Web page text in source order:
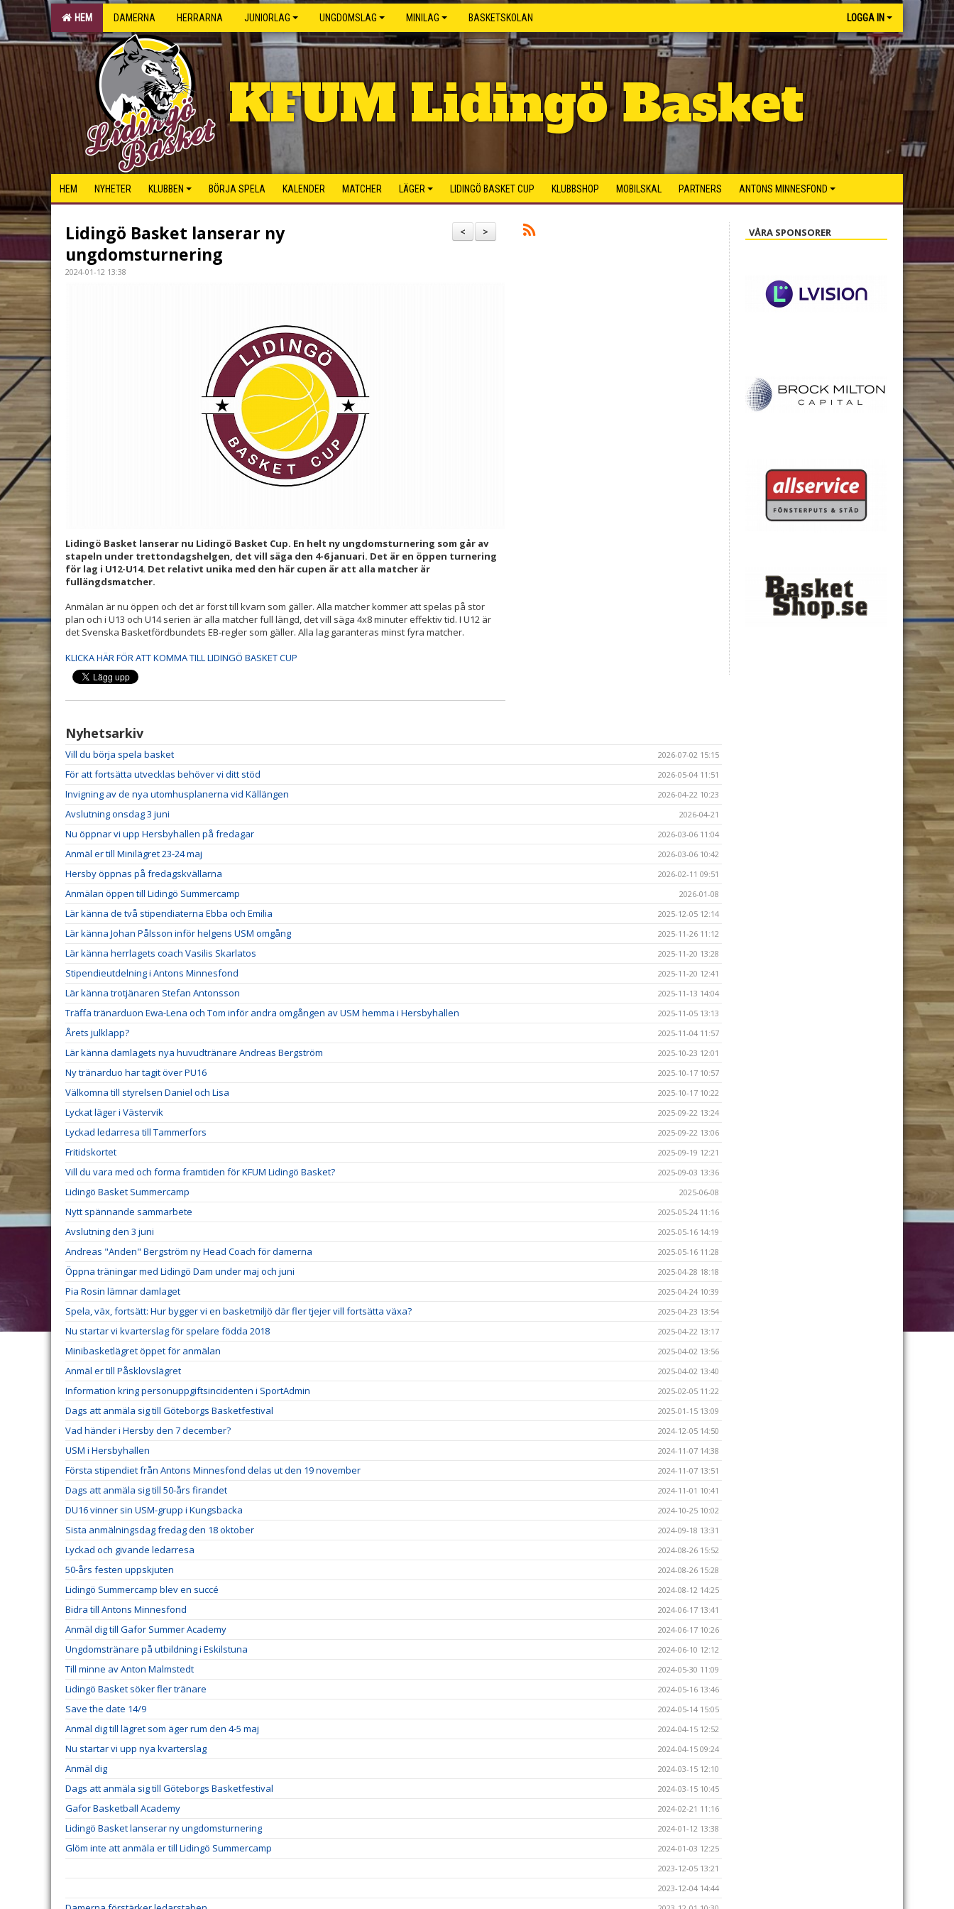
HEM DAMERNA HERRARNA JUNIORLAG UNGDOMSLAG MINILAG BASKETSKOLAN LOGGA IN
KFUM Lidingö Basket
HEM NYHETER KLUBBEN BÖRJA SPELA KALENDER MATCHER LÄGER LIDINGÖ BASKET CUP KLUBBSHOP MOBILSKAL PARTNERS ANTONS MINNESFOND
>
<
Lidingö Basket lanserar ny
ungdomsturnering
2024-01-12 13:38
Lidingö Basket lanserar nu Lidingö Basket Cup. En helt ny ungdomsturnering som går av
stapeln under trettondagshelgen, det vill säga den 4-6 januari. Det är en öppen turnering
för lag i U12-U14. Det relativt unika med den här cupen är att alla matcher är
fullängdsmatcher.
Anmälan är nu öppen och det är först till kvarn som gäller. Alla matcher kommer att spelas på stor
plan och i U13 och U14 serien är alla matcher full längd, det vill säga 4x8 minuter effektiv tid. I U12 är
det Svenska Basketfördbundets EB-regler som gäller. Alla lag garanteras minst fyra matcher.
KLICKA HÄR FÖR ATT KOMMA TILL LIDINGÖ BASKET CUP
Nyhetsarkiv
Vill du börja spela basket 2026-07-02 15:15
För att fortsätta utvecklas behöver vi ditt stöd 2026-05-04 11:51
Invigning av de nya utomhusplanerna vid Källängen 2026-04-22 10:23
Avslutning onsdag 3 juni 2026-04-21
Nu öppnar vi upp Hersbyhallen på fredagar 2026-03-06 11:04
Anmäl er till Minilägret 23-24 maj 2026-03-06 10:42
Hersby öppnas på fredagskvällarna 2026-02-11 09:51
Anmälan öppen till Lidingö Summercamp 2026-01-08
Lär känna de två stipendiaterna Ebba och Emilia 2025-12-05 12:14
Lär känna Johan Pålsson inför helgens USM omgång 2025-11-26 11:12
Lär känna herrlagets coach Vasilis Skarlatos 2025-11-20 13:28
Stipendieutdelning i Antons Minnesfond 2025-11-20 12:41
Lär känna trotjänaren Stefan Antonsson 2025-11-13 14:04
Träffa tränarduon Ewa-Lena och Tom inför andra omgången av USM hemma i Hersbyhallen 2025-11-05 13:13
Årets julklapp? 2025-11-04 11:57
Lär känna damlagets nya huvudtränare Andreas Bergström 2025-10-23 12:01
Ny tränarduo har tagit över PU16 2025-10-17 10:57
Välkomna till styrelsen Daniel och Lisa 2025-10-17 10:22
Lyckat läger i Västervik 2025-09-22 13:24
Lyckad ledarresa till Tammerfors 2025-09-22 13:06
Fritidskortet 2025-09-19 12:21
Vill du vara med och forma framtiden för KFUM Lidingö Basket? 2025-09-03 13:36
Lidingö Basket Summercamp 2025-06-08
Nytt spännande sammarbete 2025-05-24 11:16
Avslutning den 3 juni 2025-05-16 14:19
Andreas "Anden" Bergström ny Head Coach för damerna 2025-05-16 11:28
Öppna träningar med Lidingö Dam under maj och juni 2025-04-28 18:18
Pia Rosin lämnar damlaget 2025-04-24 10:39
Spela, väx, fortsätt: Hur bygger vi en basketmiljö där fler tjejer vill fortsätta växa? 2025-04-23 13:54
Nu startar vi kvarterslag för spelare födda 2018 2025-04-22 13:17
Minibasketlägret öppet för anmälan 2025-04-02 13:56
Anmäl er till Påsklovslägret 2025-04-02 13:40
Information kring personuppgiftsincidenten i SportAdmin 2025-02-05 11:22
Dags att anmäla sig till Göteborgs Basketfestival 2025-01-15 13:09
Vad händer i Hersby den 7 december? 2024-12-05 14:50
USM i Hersbyhallen 2024-11-07 14:38
Första stipendiet från Antons Minnesfond delas ut den 19 november 2024-11-07 13:51
Dags att anmäla sig till 50-års firandet 2024-11-01 10:41
DU16 vinner sin USM-grupp i Kungsbacka 2024-10-25 10:02
Sista anmälningsdag fredag den 18 oktober 2024-09-18 13:31
Lyckad och givande ledarresa 2024-08-26 15:52
50-års festen uppskjuten 2024-08-26 15:28
Lidingö Summercamp blev en succé 2024-08-12 14:25
Bidra till Antons Minnesfond 2024-06-17 13:41
Anmäl dig till Gafor Summer Academy 2024-06-17 10:26
Ungdomstränare på utbildning i Eskilstuna 2024-06-10 12:12
Till minne av Anton Malmstedt 2024-05-30 11:09
Lidingö Basket söker fler tränare 2024-05-16 13:46
Save the date 14/9 2024-05-14 15:05
Anmäl dig till lägret som äger rum den 4-5 maj 2024-04-15 12:52
Nu startar vi upp nya kvarterslag 2024-04-15 09:24
Anmäl dig 2024-03-15 12:10
Dags att anmäla sig till Göteborgs Basketfestival 2024-03-15 10:45
Gafor Basketball Academy 2024-02-21 11:16
Lidingö Basket lanserar ny ungdomsturnering 2024-01-12 13:38
Glöm inte att anmäla er till Lidingö Summercamp
2024-01-03 12:25
2023-12-05 13:21
2023-12-04 14:44
VÅRA SPONSORER